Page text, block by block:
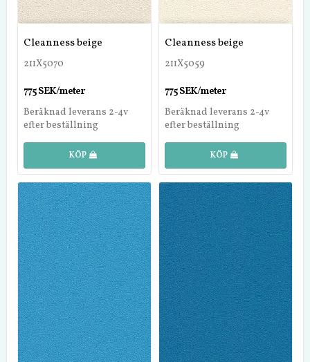
Cleanness beige
211X5070
775 SEK/meter
Beräknad leverans 2-4v
efter beställning
KÖP
Cleanness beige
211X5059
775 SEK/meter
Beräknad leverans 2-4v
efter beställning
KÖP